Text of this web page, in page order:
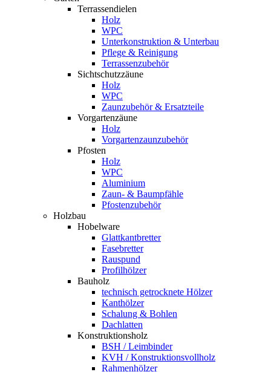
Terrassendielen
Holz
WPC
Unterkonstruktion & Unterbau
Pflege & Reinigung
Terrassenzubehör
Sichtschutzzäune
Holz
WPC
Zaunzubehör & Ersatzteile
Vorgartenzäune
Holz
Vorgartenzaunzubehör
Pfosten
Holz
WPC
Aluminium
Zaun- & Baumpfähle
Pfostenzubehör
Holzbau
Hobelware
Glattkantbretter
Fasebretter
Rauspund
Profilhölzer
Bauholz
technisch getrocknete Hölzer
Kanthölzer
Schalung & Bohlen
Dachlatten
Konstruktionsholz
BSH / Leimbinder
KVH / Konstruktionsvollholz
Rahmenhölzer